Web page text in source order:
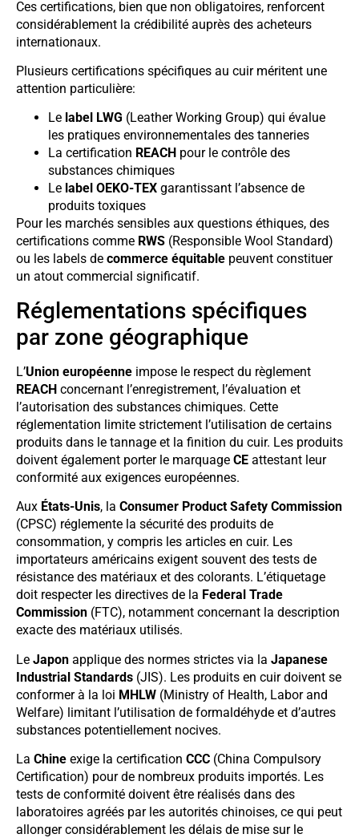
Ces certifications, bien que non obligatoires, renforcent
considérablement la crédibilité auprès des acheteurs
internationaux.
Plusieurs certifications spécifiques au cuir méritent une
attention particulière:
Le label LWG (Leather Working Group) qui évalue
les pratiques environnementales des tanneries
La certification REACH pour le contrôle des
substances chimiques
Le label OEKO-TEX garantissant l’absence de
produits toxiques
Pour les marchés sensibles aux questions éthiques, des
certifications comme RWS (Responsible Wool Standard)
ou les labels de commerce équitable peuvent constituer
un atout commercial significatif.
Réglementations spécifiques
par zone géographique
L’Union européenne impose le respect du règlement
REACH concernant l’enregistrement, l’évaluation et
l’autorisation des substances chimiques. Cette
réglementation limite strictement l’utilisation de certains
produits dans le tannage et la finition du cuir. Les produits
doivent également porter le marquage CE attestant leur
conformité aux exigences européennes.
Aux États-Unis, la Consumer Product Safety Commission
(CPSC) réglemente la sécurité des produits de
consommation, y compris les articles en cuir. Les
importateurs américains exigent souvent des tests de
résistance des matériaux et des colorants. L’étiquetage
doit respecter les directives de la Federal Trade
Commission (FTC), notamment concernant la description
exacte des matériaux utilisés.
Le Japon applique des normes strictes via la Japanese
Industrial Standards (JIS). Les produits en cuir doivent se
conformer à la loi MHLW (Ministry of Health, Labor and
Welfare) limitant l’utilisation de formaldéhyde et d’autres
substances potentiellement nocives.
La Chine exige la certification CCC (China Compulsory
Certification) pour de nombreux produits importés. Les
tests de conformité doivent être réalisés dans des
laboratoires agréés par les autorités chinoises, ce qui peut
allonger considérablement les délais de mise sur le